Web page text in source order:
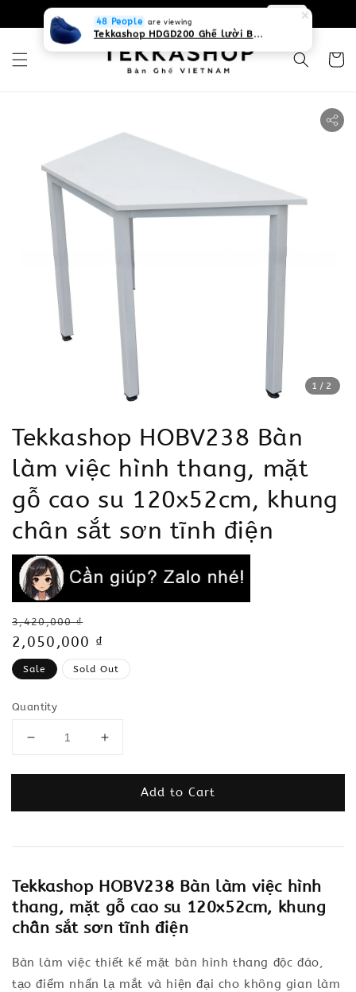
0931268840 Liên hệ với chúng tôi
1 /2
Tekkashop HOBV238 Bàn
làm việc hình thang, mặt
gỗ cao su 120x52cm, khung
chân sắt sơn tĩnh điện
Regular
price
3,420,000 ₫
Sale
price
2,050,000 ₫
Sale Sold Out
Quantity
Add to Cart
Tekkashop HOBV238 Bàn làm việc hình
thang, mặt gỗ cao su 120x52cm, khung
chân sắt sơn tĩnh điện
Bàn làm việc thiết kế mặt bàn hình thang độc đáo,
tạo điểm nhấn lạ mắt và hiện đại cho không gian làm
48 People are viewing
Tekkashop HDGD200 Ghế lười Beanbag form truyền thống, chất liệu Olefin canvas kháng nước, màu xanh biển, có thể sử dụng trong nhà và cả ngoài trời, có quai xách